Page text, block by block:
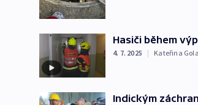
Hasiči během
4. 7. 2025 | Kateřina
Indickým